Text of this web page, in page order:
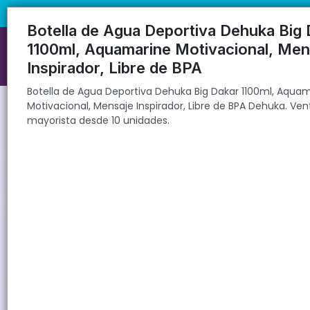
Botella de Agua Deportiva Dehuka Big Dakar 1100ml, Aquamarine
Botella de Agua Deportiva Dehuka Big
1100ml, Aquamarine Motivacional,
Inspirador, Libre de BPA
Botella de Agua Deportiva Dehuka Big Dakar 1100ml,
Motivacional, Mensaje Inspirador, Libre de BPA Dehuka.
mayorista desde 10 unidades.